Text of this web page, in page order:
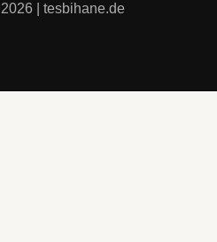
| tesbihane.de